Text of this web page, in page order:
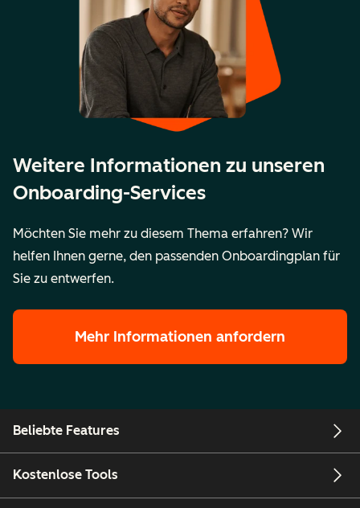
Angaben
Weitere Informationen zu unseren
Onboarding-Services
Möchten Sie mehr zu diesem Thema erfahren? Wir
helfen Ihnen gerne, den passenden Onboardingplan für
Sie zu entwerfen.
Mehr Informationen anfordern
Beliebte Features
Kostenlose Tools